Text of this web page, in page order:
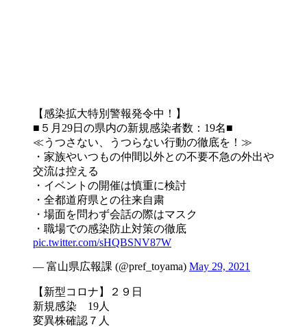
【感染拡大特別警報発令中！】
■５月29日の県内の新規感染者数：19名■
≪うつさない、うつらない行動の徹底を！≫
・家族やいつもの仲間以外との不要不急の外出や
交流は控える
・イベントの開催は慎重に検討
・全都道府県との往来自粛
・場面を問わず会話の際はマスク
・職場での感染防止対策の徹底
pic.twitter.com/sHQBSNV87W
— 富山県広報課 (@pref_toyama) May 29, 2021
【新型コロナ】２９日
新規感染 19人
変異株確認７人